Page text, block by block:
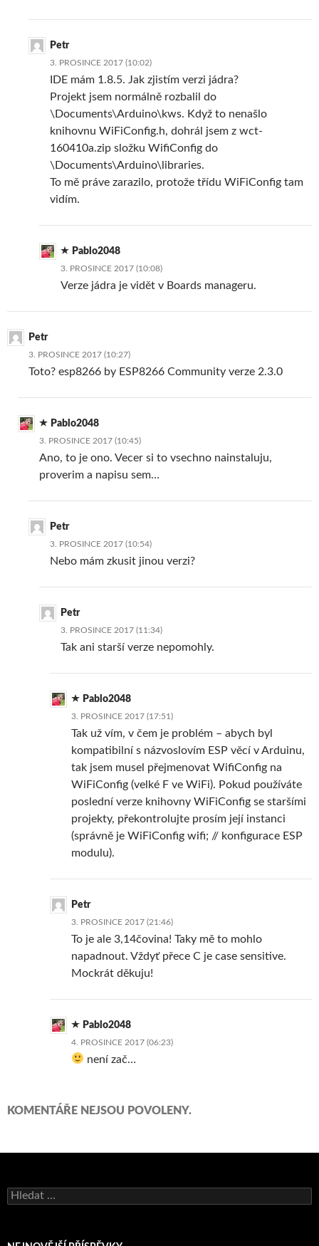
Petr
3. PROSINCE 2017 (10:02)
IDE mám 1.8.5. Jak zjistím verzi jádra?
Projekt jsem normálně rozbalil do
\Documents\Arduino\kws. Když to nenašlo
knihovnu WiFiConfig.h, dohrál jsem z wct-
160410a.zip složku WifiConfig do
\Documents\Arduino\libraries.
To mě práve zarazilo, protože třídu WiFiConfig tam
vidím.
Pablo2048
3. PROSINCE 2017 (10:08)
Verze jádra je vidět v Boards manageru.
Petr
3. PROSINCE 2017 (10:27)
Toto? esp8266 by ESP8266 Community verze 2.3.0
Pablo2048
3. PROSINCE 2017 (10:45)
Ano, to je ono. Vecer si to vsechno nainstaluju,
proverim a napisu sem…
Petr
3. PROSINCE 2017 (10:54)
Nebo mám zkusit jinou verzi?
Petr
3. PROSINCE 2017 (11:34)
Tak ani starší verze nepomohly.
Pablo2048
3. PROSINCE 2017 (17:51)
Tak už vím, v čem je problém – abych byl
kompatibilní s názvoslovím ESP věcí v Arduinu,
tak jsem musel přejmenovat WifiConfig na
WiFiConfig (velké F ve WiFi). Pokud používáte
poslední verze knihovny WiFiConfig se staršími
projekty, překontrolujte prosím její instanci
(správně je WiFiConfig wifi; // konfigurace ESP
modulu).
Petr
3. PROSINCE 2017 (21:46)
To je ale 3,14čovina! Taky mě to mohlo
napadnout. Vždyť přece C je case sensitive.
Mockrát děkuju!
Pablo2048
4. PROSINCE 2017 (06:23)
není zač…
KOMENTÁŘE NEJSOU POVOLENY.
Vyhledávání